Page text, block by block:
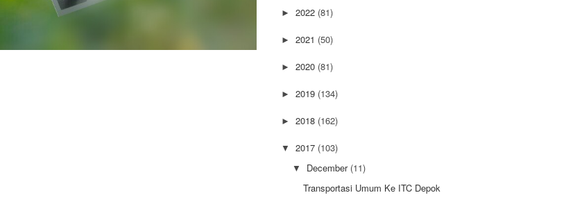
► 2022 (81)
► 2021 (50)
► 2020 (81)
► 2019 (134)
► 2018 (162)
▼ 2017 (103)
▼ December (11)
Transportasi Umum Ke ITC Depok